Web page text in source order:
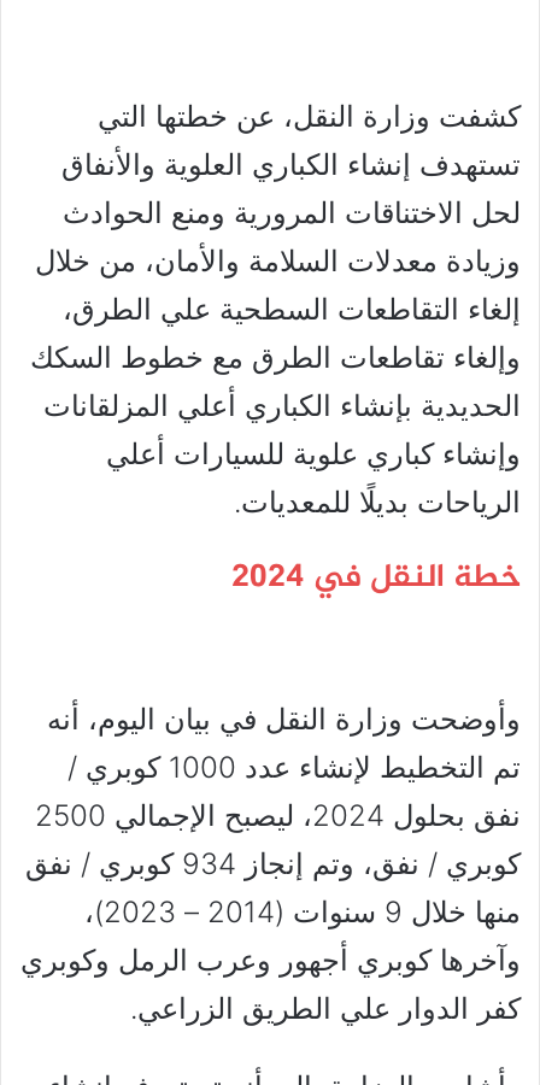
كشفت وزارة النقل، عن خطتها التي
تستهدف إنشاء الكباري العلوية والأنفاق
لحل الاختناقات المرورية ومنع الحوادث
وزيادة معدلات السلامة والأمان، من خلال
إلغاء التقاطعات السطحية علي الطرق،
وإلغاء تقاطعات الطرق مع خطوط السكك
الحديدية بإنشاء الكباري أعلي المزلقانات
وإنشاء كباري علوية للسيارات أعلي
الرياحات بديلًا للمعديات.
خطة النقل في 2024
وأوضحت وزارة النقل في بيان اليوم، أنه
تم التخطيط لإنشاء عدد 1000 كوبري /
نفق بحلول 2024، ليصبح الإجمالي 2500
كوبري / نفق، وتم إنجاز 934 كوبري / نفق
منها خلال 9 سنوات (2014 – 2023)،
وآخرها كوبري أجهور وعرب الرمل وكوبري
كفر الدوار علي الطريق الزراعي.